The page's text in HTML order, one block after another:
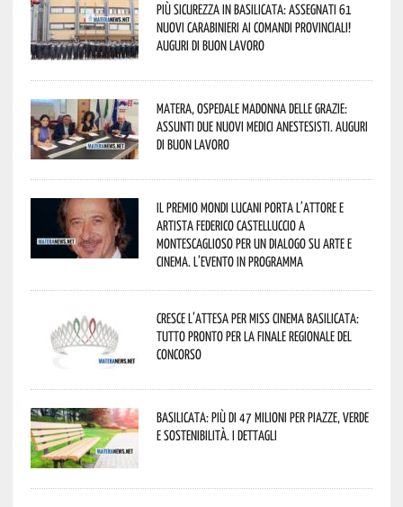
Più sicurezza in Basilicata: assegnati 61
nuovi Carabinieri ai Comandi provinciali!
Auguri di buon lavoro
Matera, Ospedale Madonna delle Grazie:
assunti due nuovi medici anestesisti. Auguri
di buon lavoro
Il Premio Mondi Lucani porta l’attore e
artista Federico Castelluccio a
Montescaglioso per un dialogo su arte e
cinema. L’evento in programma
Cresce l’attesa per Miss Cinema Basilicata:
tutto pronto per la finale regionale del
concorso
Basilicata: più di 47 milioni per piazze, verde
e sostenibilità. I dettagli